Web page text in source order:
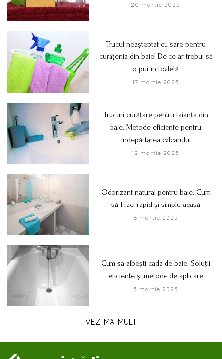
20 martie 2025
Trucul neașteptat cu sare pentru
curățenia din baie! De ce ar trebui să
o pui în toaletă
17 martie 2025
Trucuri curățare pentru faianța din
baie. Metode eficiente pentru
îndepărtarea calcarului
12 martie 2025
Odorizant natural pentru baie. Cum
să-l faci rapid și simplu acasă
6 martie 2025
Cum să albești cada de baie. Soluții
eficiente și metode de aplicare
5 martie 2025
VEZI MAI MULT